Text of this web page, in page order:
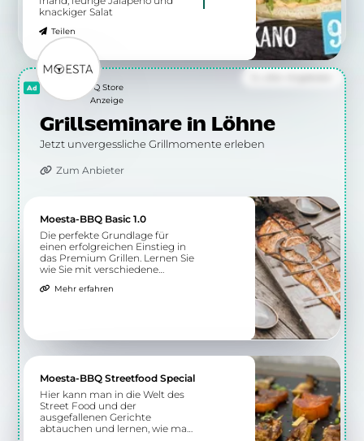
knackiger Salat
Teilen
Grillseminare in Löhne
Jetzt unvergessliche Grillmomente erleben
Zum Anbieter
Moesta BBQ Store
Anzeige
Moesta-BBQ Basic 1.0
Die perfekte Grundlage für
einen erfolgreichen Einstieg in
das Premium Grillen. Lernen Sie
wie Sie mit verschiedene
auf dem Grill zubereiten.
Mehr erfahren
Moesta-BBQ Streetfood Special
Hier kann man in die Welt des
Street Food und der
ausgefallenen Gerichte
abtauchen und lernen, wie man